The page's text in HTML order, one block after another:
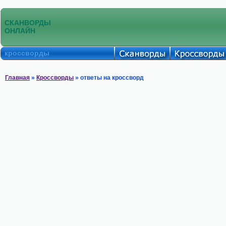
СКАНВОРДЫ
ОНЛАЙН
кроссворды
Главная » Кроссворды » ответы на кроссворд